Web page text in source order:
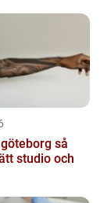
så
studio och